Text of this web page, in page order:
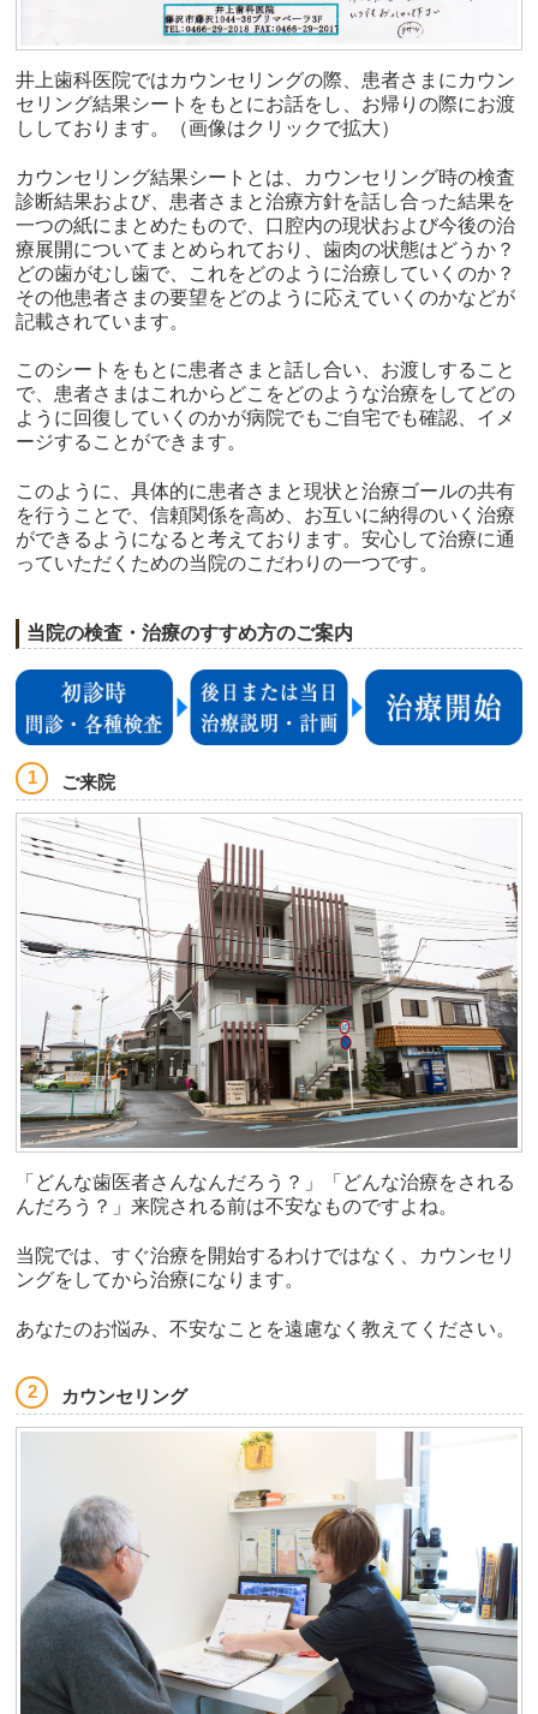
井上歯科医院ではカウンセリングの際、患者さまにカウン
セリング結果シートをもとにお話をし、お帰りの際にお渡
ししております。（画像はクリックで拡大）
カウンセリング結果シートとは、カウンセリング時の検査
診断結果および、患者さまと治療方針を話し合った結果を
一つの紙にまとめたもので、口腔内の現状および今後の治
療展開についてまとめられており、歯肉の状態はどうか？
どの歯がむし歯で、これをどのように治療していくのか？
その他患者さまの要望をどのように応えていくのかなどが
記載されています。
このシートをもとに患者さまと話し合い、お渡しすること
で、患者さまはこれからどこをどのような治療をしてどの
ように回復していくのかが病院でもご自宅でも確認、イメ
ージすることができます。
このように、具体的に患者さまと現状と治療ゴールの共有
を行うことで、信頼関係を高め、お互いに納得のいく治療
ができるようになると考えております。安心して治療に通
っていただくための当院のこだわりの一つです。
当院の検査・治療のすすめ方のご案内
ご来院
「どんな歯医者さんなんだろう？」「どんな治療をされる
んだろう？」来院される前は不安なものですよね。
当院では、すぐ治療を開始するわけではなく、カウンセリ
ングをしてから治療になります。
あなたのお悩み、不安なことを遠慮なく教えてください。
カウンセリング